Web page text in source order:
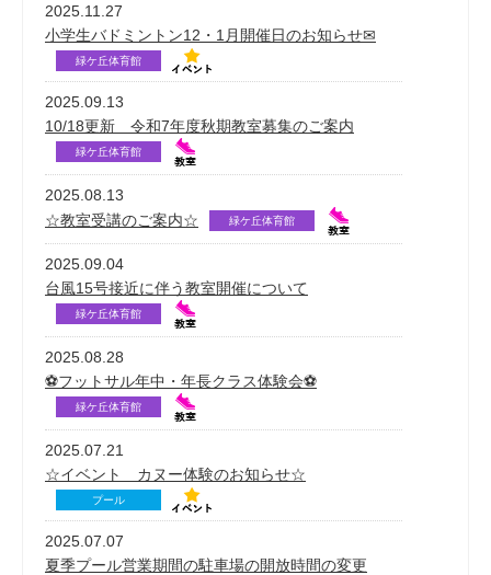
2025.11.27
小学生バドミントン12・1月開催日のお知らせ✉
緑ケ丘体育館
2025.09.13
10/18更新 令和7年度秋期教室募集のご案内
緑ケ丘体育館
2025.08.13
☆教室受講のご案内☆
緑ケ丘体育館
2025.09.04
台風15号接近に伴う教室開催について
緑ケ丘体育館
2025.08.28
⚽フットサル年中・年長クラス体験会⚽
緑ケ丘体育館
2025.07.21
☆イベント カヌー体験のお知らせ☆
プール
2025.07.07
夏季プール営業期間の駐車場の開放時間の変更